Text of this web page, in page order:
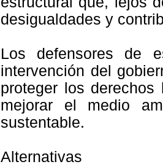
desigualdades y
Los defensores de
intervención del
proteger los
mejorar el medio
sustentable.
Alternativas